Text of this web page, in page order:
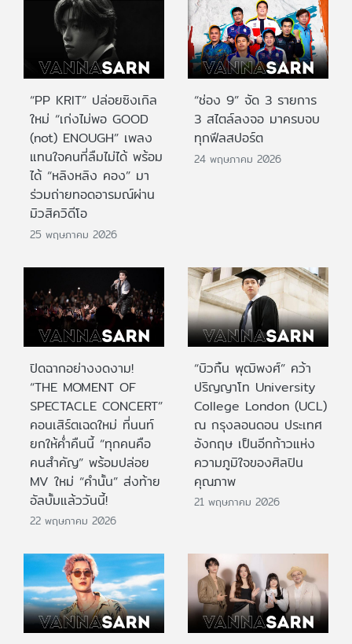
“PP KRIT” ปล่อยซิงเกิล
ใหม่ “เก่งไม่พอ GOOD
(not) ENOUGH” เพลง
แทนใจคนที่ลืมไม่ได้ พร้อม
ได้ “หลิงหลิง คอง” มา
ร่วมถ่ายทอดอารมณ์ผ่าน
มิวสิควิดีโอ
25 พฤษภาคม 2026
“ช่อง 9” จัด 3 รายการ
3 สไตล์ลงจอ มาครบจบ
ทุกฟีลสปอร์ต
24 พฤษภาคม 2026
ปิดฉากอย่างงดงาม!
“THE MOMENT OF
SPECTACLE CONCERT”
คอนเสิร์ตเฉดใหม่ ที่นนท์
ยกให้ค่ำคืนนี้ “ทุกคนคือ
คนสำคัญ” พร้อมปล่อย
MV ใหม่ “คำนั้น” ส่งท้าย
อัลบั้มแล้ววันนี้!
22 พฤษภาคม 2026
“บิวกิ้น พุฒิพงศ์” คว้า
ปริญญาโท University
College London (UCL)
ณ กรุงลอนดอน ประเทศ
อังกฤษ เป็นอีกก้าวแห่ง
ความภูมิใจของศิลปิน
คุณภาพ
21 พฤษภาคม 2026